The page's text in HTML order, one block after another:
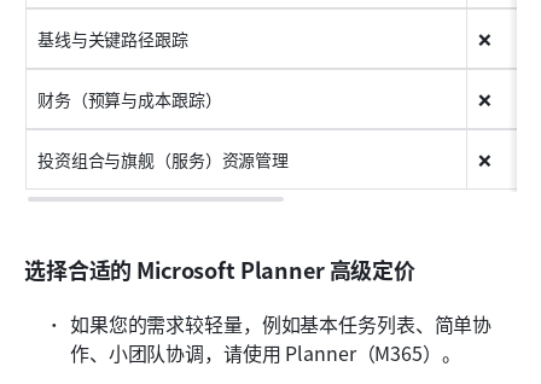
基线与关键路径跟踪 ❌
财务（预算与成本跟踪） ❌
投资组合与旗舰（服务）资源管理 ❌
选择合适的 Microsoft Planner 高级定价
如果您的需求较轻量，例如基本任务列表、简单协
作、小团队协调，请使用 Planner（M365）。